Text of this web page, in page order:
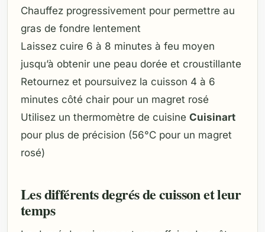
Chauffez progressivement pour permettre au
gras de fondre lentement
Laissez cuire 6 à 8 minutes à feu moyen
jusqu’à obtenir une peau dorée et croustillante
Retournez et poursuivez la cuisson 4 à 6
minutes côté chair pour un magret rosé
Utilisez un thermomètre de cuisine Cuisinart
pour plus de précision (56°C pour un magret
rosé)
Les différents degrés de cuisson et leur
temps